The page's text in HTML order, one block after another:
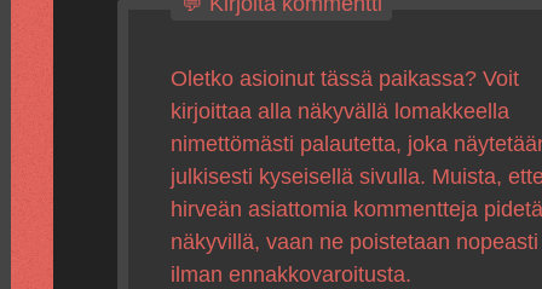
Oletko asioinut tässä paikassa? Voit
kirjoittaa alla näkyvällä lomakkeella
nimettömästi palautetta, joka
julkisesti kyseisellä sivulla. Muista,
hirveän asiattomia kommentteja pidetä
näkyvillä, vaan ne poistetaan
ilman ennakkovaroitusta.